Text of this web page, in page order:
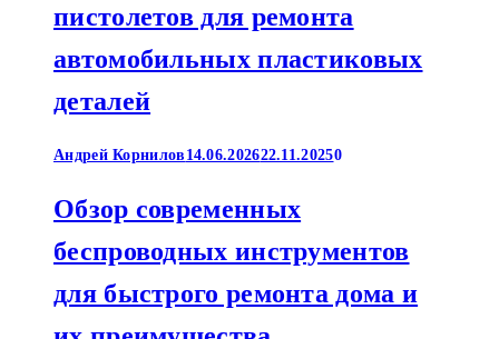
пистолетов для ремонта
автомобильных пластиковых
деталей
Андрей Корнилов 14.06.202622.11.20250
Обзор современных
беспроводных инструментов
для быстрого ремонта дома и